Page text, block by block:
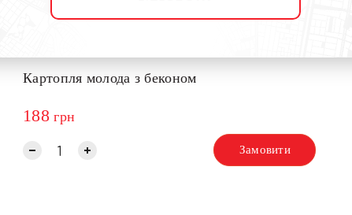
Картопля молода з беконом
188 грн
Замовити